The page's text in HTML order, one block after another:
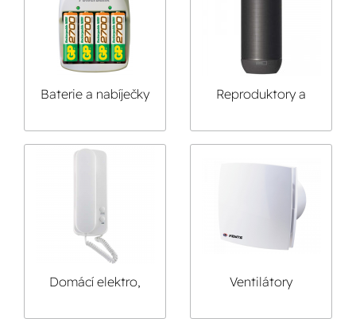
Baterie a nabíječky
Reproduktory a
Domácí elektro,
Ventilátory